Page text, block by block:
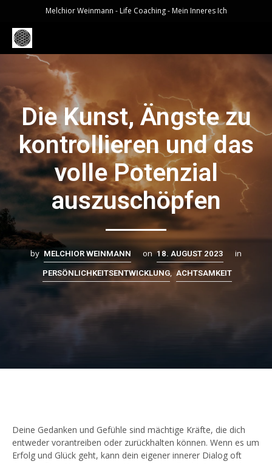
Melchior Weinmann - Life Coaching - Mein Inneres Ich
Die Kunst, Ängste zu
kontrollieren und das
volle Potenzial
auszuschöpfen
by MELCHIOR WEINMANN on 18. AUGUST 2023 in
PERSÖNLICHKEITSENTWICKLUNG, ACHTSAMKEIT
Deine Gedanken und Gefühle sind mächtige Kräfte, die dich
entweder vorantreiben oder zurückhalten können. Wenn es um
Erfolg und Glück geht, kann dein eigener innerer Dialog oft